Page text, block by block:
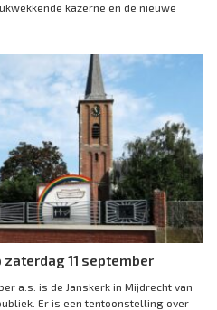
kazerne en de nieuwe
11 september
a.s. is de Janskerk in Mijdrecht van
Er is een tentoonstelling over